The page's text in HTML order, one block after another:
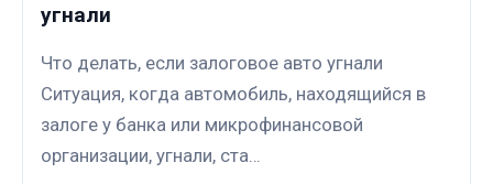
угнали
Что делать, если залоговое авто угнали
Ситуация, когда автомобиль, находящийся в
залоге у банка или микрофинансовой
организации, угнали, ста…